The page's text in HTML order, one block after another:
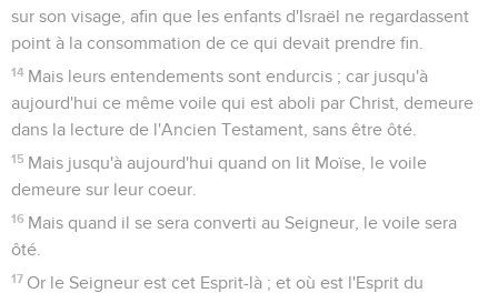
sur son visage, afin que les enfants d'Israël ne regardassent
point à la consommation de ce qui devait prendre fin.
14 Mais leurs entendements sont endurcis ; car jusqu'à
aujourd'hui ce même voile qui est aboli par Christ, demeure
dans la lecture de l'Ancien Testament, sans être ôté.
15 Mais jusqu'à aujourd'hui quand on lit Moïse, le voile
demeure sur leur coeur.
16 Mais quand il se sera converti au Seigneur, le voile sera
ôté.
17 Or le Seigneur est cet Esprit-là ; et où est l'Esprit du